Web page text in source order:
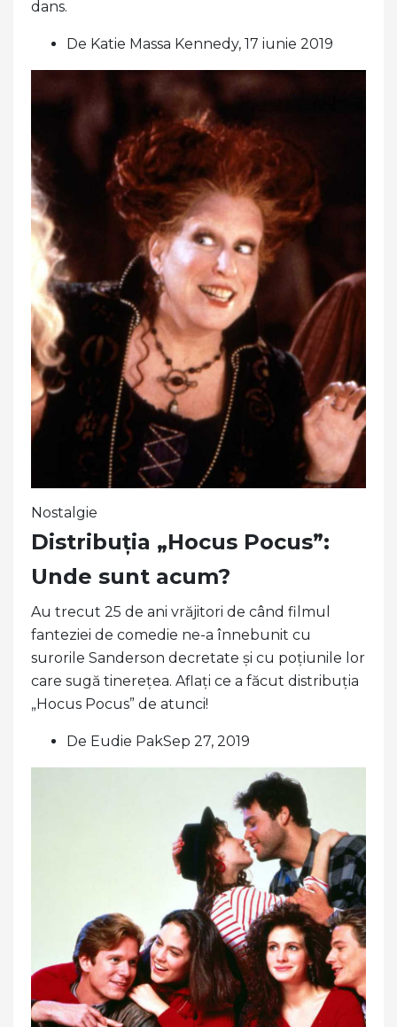
dans.
De Katie Massa Kennedy, 17 iunie 2019
Nostalgie
Distribuția „Hocus Pocus”:
Unde sunt acum?
Au trecut 25 de ani vrăjitori de când filmul
fanteziei de comedie ne-a înnebunit cu
surorile Sanderson decretate și cu poțiunile lor
care sugă tinerețea. Aflați ce a făcut distribuția
„Hocus Pocus” de atunci!
De Eudie PakSep 27, 2019